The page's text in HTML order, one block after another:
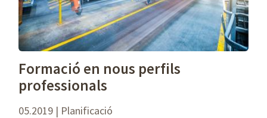
Formació en nous perfils
professionals
05.2019 | Planificació